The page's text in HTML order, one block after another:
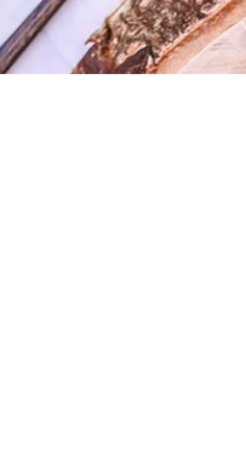
Les 30
EN